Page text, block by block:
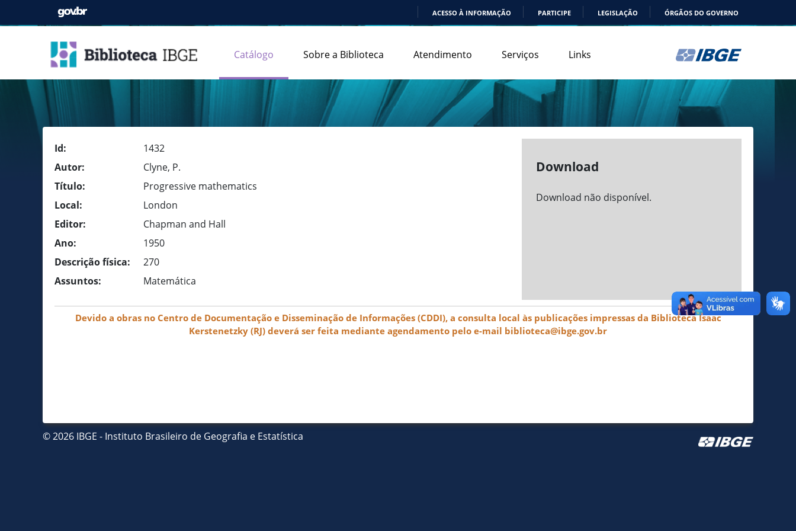
ACESSO À INFORMAÇÃO PARTICIPE LEGISLAÇÃO ÓRGÃOS DO GOVERNO
Catálogo Sobre a Biblioteca Atendimento Serviços Links
Id:
1432
Autor:
Clyne, P.
Título:
Progressive mathematics
Local:
London
Editor:
Chapman and Hall
Ano:
1950
Descrição física:
270
Assuntos:
Matemática
Download
Download não disponível.
Devido a obras no Centro de Documentação e Disseminação de Informações (CDDI), a consulta local às publicações impressas da Biblioteca Isaac
Kerstenetzky (RJ) deverá ser feita mediante agendamento pelo e-mail biblioteca@ibge.gov.br
© 2026 IBGE - Instituto Brasileiro de Geografia e Estatística